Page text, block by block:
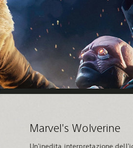
Marvel's Wolverine